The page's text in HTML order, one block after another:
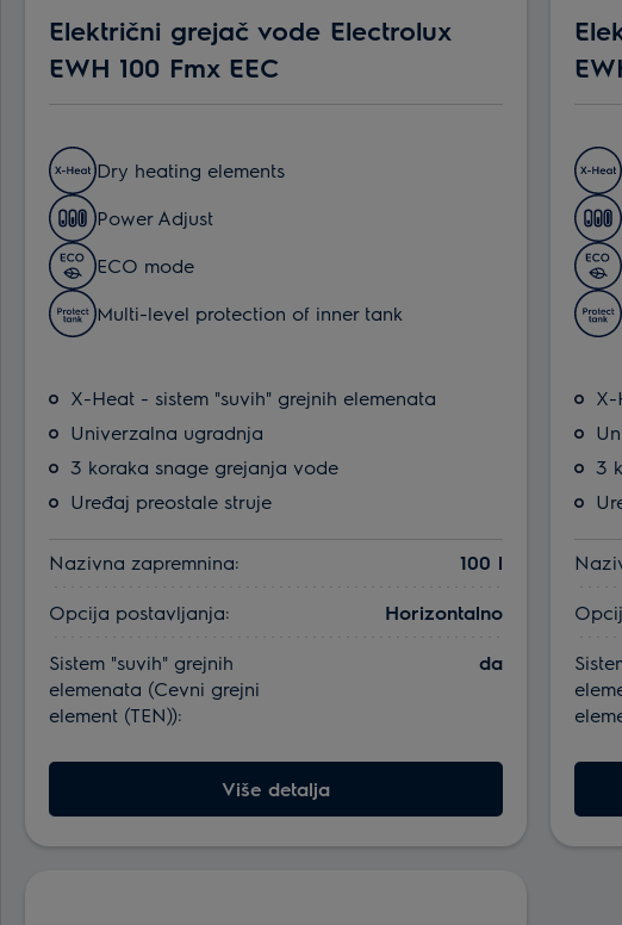
Električni grejač vode Electrolux
EWH 100 Fmx EEC
Dry heating elements
Power Adjust
ECO mode
Multi-level protection of inner tank
X-Heat - sistem "suvih" grejnih elemenata
Univerzalna ugradnja
3 koraka snage grejanja vode
Uređaj preostale struje
Nazivna zapremnina:
100 l
Opcija postavljanja:
Horizontalno
Sistem "suvih" grejnih
elemenata (Cevni grejni
element (TEN)):
da
Više detalja
X-
3